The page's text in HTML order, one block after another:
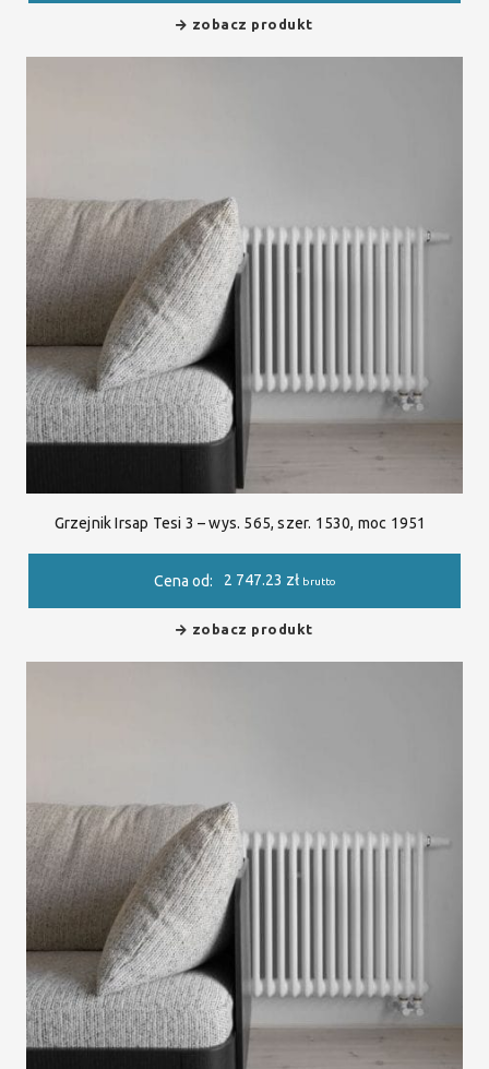
zobacz produkt
Grzejnik Irsap Tesi 3 – wys. 565, szer. 1530, moc 1951
Cena od: 2 747.23 zł brutto
zobacz produkt